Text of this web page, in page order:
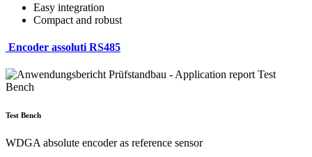
Easy integration
Compact and robust
Encoder assoluti RS485
Test Bench
WDGA absolute encoder as reference sensor